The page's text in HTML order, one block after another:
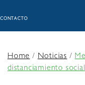
CONTACTO
Home/Noticias /
distanciamiento social